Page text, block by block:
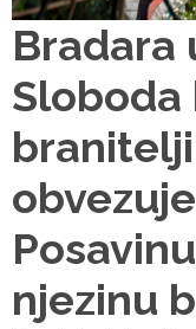
Bradara
Sloboda
njezinu